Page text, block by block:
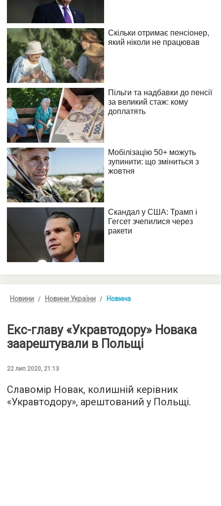
Новини Новини України Новина
Екс-главу «Укравтодору» Новака
заарештували в Польщі
22 лип 2020, 21:13
Славомір Новак, колишній керівник
«Укравтодору», арештований у Польщі.